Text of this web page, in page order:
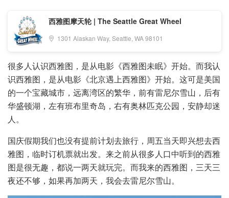
西雅图摩天轮 | The Seattle Great Wheel
1301 Alaskan Way, Seattle, WA 98101
很多人认识西雅图，是从电影《西雅图未眠》开始。而我认
识西雅图，是从电影《北京遇上西雅图》开始。这可是美国
的一个宝藏城市，远离湾区的繁华，前有雷尼尔雪山，后有
华盛顿湖，左有班布里奇岛，右有奥林匹克公园，安静却迷
人。
国庆假期我们也没有提前计划去旅行，周五当天即兴想去西
雅图，临时订机票就出发。来之前从很多人口中听到的西雅
图是很无趣，都说一两天就玩完。而我来的西雅图，三天三
夜还不够，如果再加两天，我会去雷尼尔雪山。